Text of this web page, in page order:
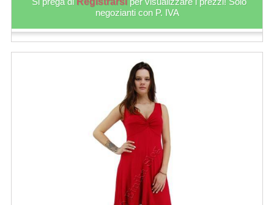
negozianti con P. IVA